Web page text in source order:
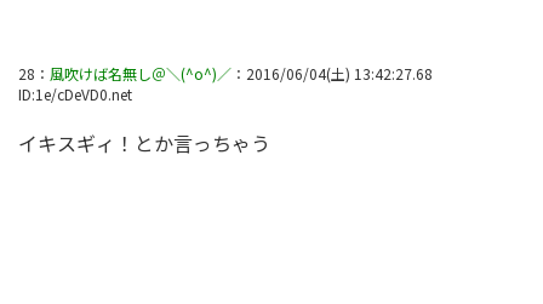
28 ： 風吹けば名無し＠＼(^o^)／ ： 2016/06/04(土) 13:42:27.68
ID:1e/cDeVD0.net
イキスギィ！とか言っちゃう